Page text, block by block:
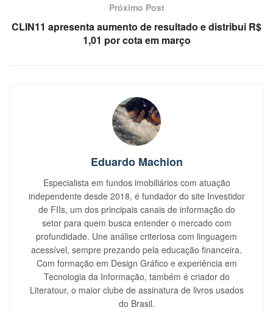
Próximo Post
CLIN11 apresenta aumento de resultado e distribui R$
1,01 por cota em março
Eduardo Machion
Especialista em fundos imobiliários com atuação
independente desde 2018, é fundador do site Investidor
de FIIs, um dos principais canais de informação do
setor para quem busca entender o mercado com
profundidade. Une análise criteriosa com linguagem
acessível, sempre prezando pela educação financeira.
Com formação em Design Gráfico e experiência em
Tecnologia da Informação, também é criador do
Literatour, o maior clube de assinatura de livros usados
do Brasil.